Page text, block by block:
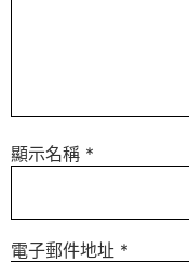
顯示名稱 *
電子郵件地址 *